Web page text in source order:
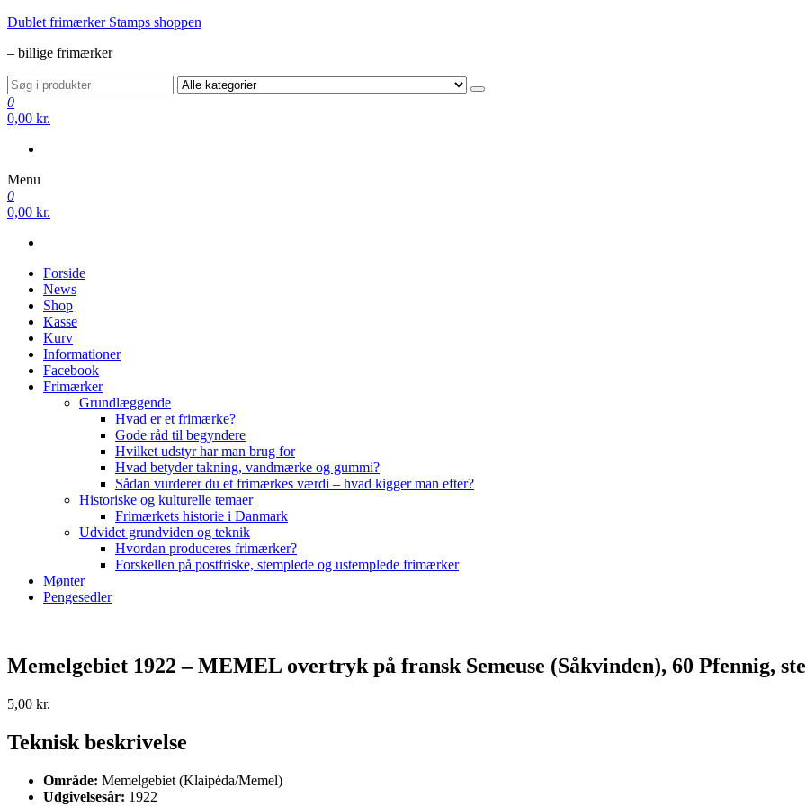
Videre
indhold
Dublet frimærker Stamps shoppen
– billige frimærker
0
0,00 kr.
Menu
0
0,00 kr.
Forside
News
Shop
Kasse
Kurv
Informationer
Facebook
Frimærker
Grundlæggende
Hvad er et frimærke?
Gode råd til begyndere
Hvilket udstyr har man brug for
Hvad betyder takning, vandmærke og gummi?
Sådan vurderer du et frimærkes værdi – hvad kigger man efter?
Historiske og kulturelle temaer
Frimærkets historie i Danmark
Udvidet grundviden og teknik
Hvordan produceres frimærker?
Forskellen på postfriske, stemplede og ustemplede frimærker
Mønter
Pengesedler
Memelgebiet 1922 – MEMEL overtryk på fransk Semeuse (Såkvinden), 60 Pfennig,
5,00 kr.
Teknisk beskrivelse
Område: Memelgebiet (Klaipėda/Memel)
Udgivelsesår: 1922